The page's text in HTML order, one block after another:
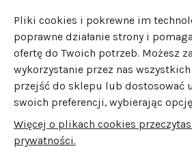
Pliki cookies i pokrewne im
poprawne działanie strony i
ofertę do Twoich potrzeb. Możesz
wykorzystanie przez nas
przejść do sklepu lub dostosować
swoich preferencji, wybierając
Więcej o plikach cookies
prywatności.